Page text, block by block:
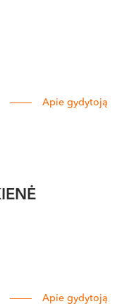
Apie gydytoją
Apie gydytoją